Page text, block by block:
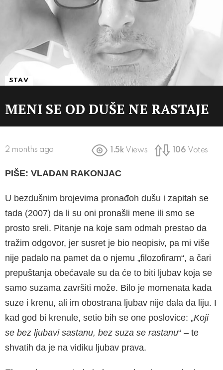
STAV
MENI SE OD DUŠE NE RASTAJE
2 months ago 1.5k Views 106 Votes
PIŠE: VLADAN RAKONJAC
U bezdušnim brojevima pronađoh dušu i zapitah se
tada (2007) da li su oni pronašli mene ili smo se
prosto sreli. Pitanje na koje sam odmah prestao da
tražim odgovor, jer susret je bio neopisiv, pa mi više
nije padalo na pamet da o njemu „filozofiram“, a čari
prepuštanja obećavale su da će to biti ljubav koja se
samo suzama završiti može. Bilo je momenata kada
suze i krenu, ali im obostrana ljubav nije dala da liju. I
kad god bi krenule, setio bih se one poslovice: „Koji
se bez ljubavi sastanu, bez suza se rastanu“ – te
shvatih da je na vidiku ljubav prava.